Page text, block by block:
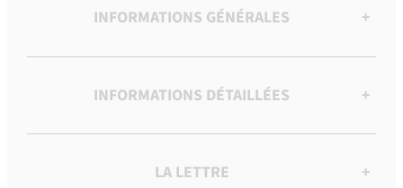
INFORMATIONS GÉNÉRALES +
INFORMATIONS DÉTAILLÉES +
LA LETTRE +